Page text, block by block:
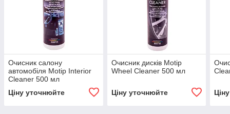
Очисник салону
автомобіля Motip Interior
Cleaner 500 мл
Ціну уточнюйте
Очисник дисків Motip
Wheel Cleaner 500 мл
Ціну уточнюйте